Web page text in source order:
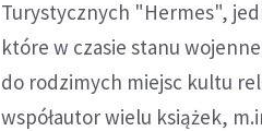
Turystycznych "Hermes",
które w czasie stanu
do rodzimych miejsc kultu
współautor wielu książek,